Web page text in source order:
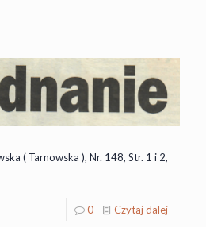
( Tarnowska ), Nr. 148, Str. 1 i 2,
0 Czytaj dalej